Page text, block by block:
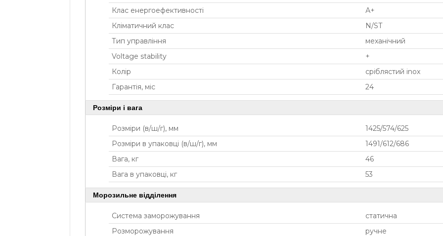
Клас енергоефективності
А+
Кліматичний клас
N/ST
Тип управління
механічний
Voltage stability
+
Колір
сріблястий inox
Гарантія, міс
24
Розміри і вага
Розміри (в/ш/г), мм
1425/574/625
Розміри в упаковці (в/ш/г), мм
1491/612/686
Вага, кг
46
Вага в упаковці, кг
53
Морозильне відділення
Система заморожування
статична
Розморожування
ручне